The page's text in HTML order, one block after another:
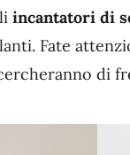
incantatori di
Fate
di